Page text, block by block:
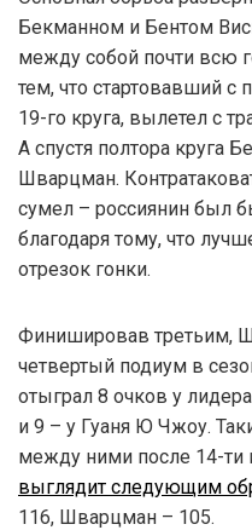
Бекманном и Бентом
между собой почти всю
тем, что стартовавший с
19-го круга, вылетел с
А спустя полтора круга
Шварцман.
сумел – россиянин был
благодаря тому, что
отрезок гонки.
Финишировав третьим,
четвертый подиум в
отыграл 8 очков у
и 9 – у Гуаня Ю Чжоу.
между ними после 14-ти
выглядит следующим
116, Шварцман – 105.